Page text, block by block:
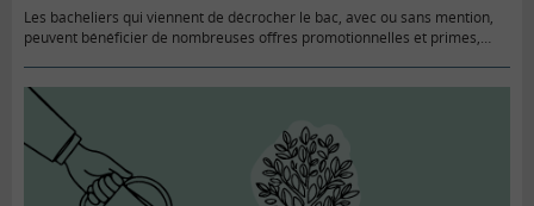
Les bacheliers qui viennent de décrocher le bac, avec ou sans mention,
peuvent bénéficier de nombreuses offres promotionnelles et primes,